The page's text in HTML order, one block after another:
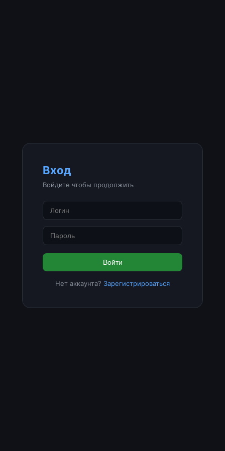
Вход
Войдите чтобы продолжить
Войти
Нет аккаунта? Зарегистрироваться